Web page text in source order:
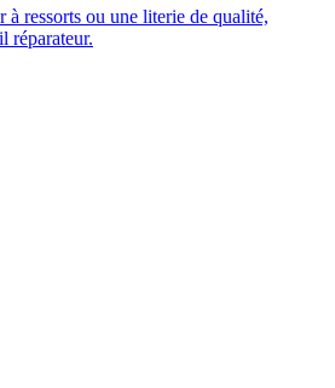
ressorts ou une literie de qualité,
réparateur.